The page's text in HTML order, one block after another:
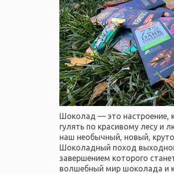
Шоколад — это настроение,
гулять по красивому лесу и
наш необычный, новый,
Шоколадный поход
завершением которого
волшебный мир шоколада и